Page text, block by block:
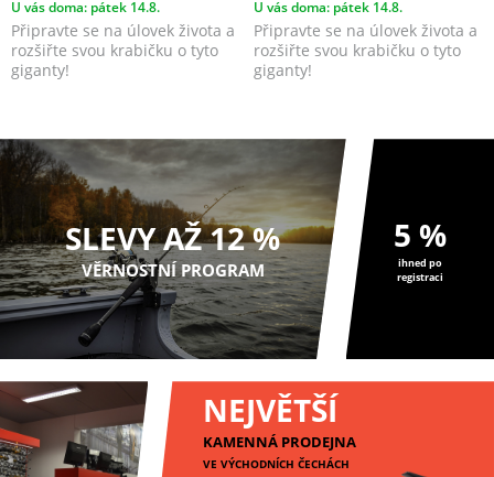
U vás doma: pátek 14.8.
Připravte se na úlovek života a
rozšiřte svou krabičku o tyto
giganty!
U vás doma: pátek 14.8.
Připravte se na úlovek života a
rozšiřte svou krabičku o tyto
giganty!
SLEVY AŽ 12 %
VĚRNOSTNÍ PROGRAM
5 %
ihned po
registraci
NEJVĚTŠÍ
KAMENNÁ PRODEJNA
VE VÝCHODNÍCH ČECHÁCH